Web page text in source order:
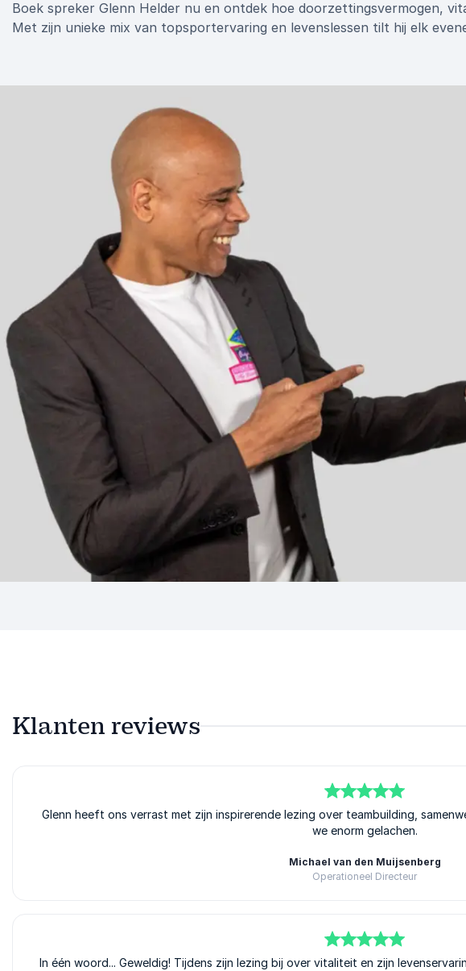
Boek spreker Glenn Helder nu en ontdek hoe doorzettingsvermogen,
Met zijn unieke mix van topsportervaring en levenslessen tilt hij elk
Klanten reviews
5van 5
Glenn heeft ons verrast met zijn inspirerende lezing over teambuilding,
we enorm gelachen.
Michael van den Muijsenberg
Operationeel Directeur
5van5
In één woord... Geweldig! Tijdens zijn lezing bij over vitaliteit en zijn